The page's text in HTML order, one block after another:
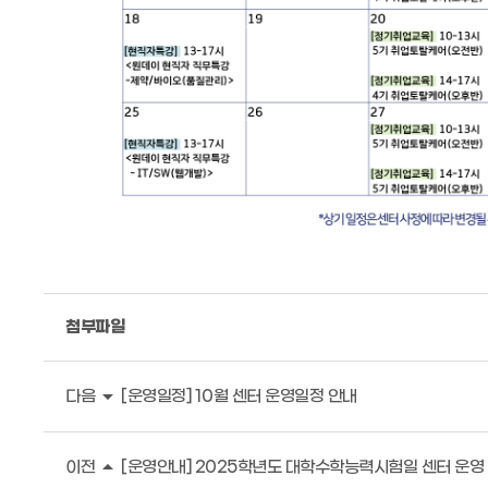
첨부파일
다음arrow_drop_down [운영일정] 10월 센터 운영일정 안내
이전arrow_drop_up [운영안내] 2025학년도 대학수학능력시험일 센터 운영